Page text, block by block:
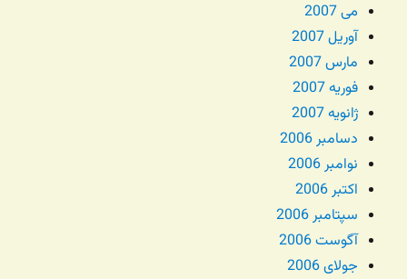
می 2007
آوریل 2007
مارس 2007
فوریه 2007
ژانویه 2007
دسامبر 2006
نوامبر 2006
اکتبر 2006
سپتامبر 2006
آگوست 2006
جولای 2006